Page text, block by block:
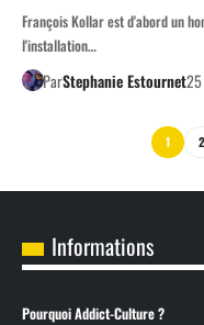
François Kollar est d'abord un
l'installation…
ParStephanie Estournet
1 2
Informations
Pourquoi Addict-Culture ?